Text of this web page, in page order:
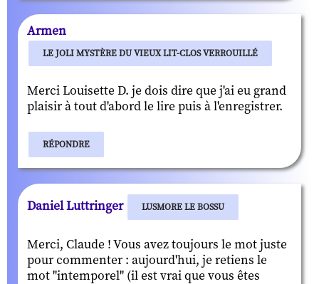
Armen
LE JOLI MYSTÈRE DU VIEUX LIT-CLOS VERROUILLÉ
Merci Louisette D. je dois dire que j'ai eu grand
plaisir à tout d'abord le lire puis à l'enregistrer.
RÉPONDRE
Daniel Luttringer LUSMORE LE BOSSU
Merci, Claude ! Vous avez toujours le mot juste
pour commenter : aujourd'hui, je retiens le
mot "intemporel" (il est vrai que vous êtes